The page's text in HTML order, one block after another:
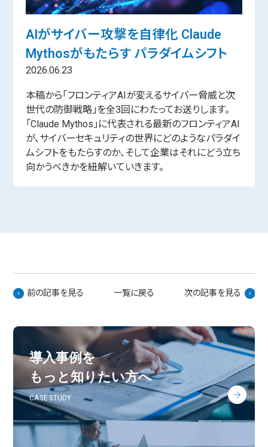
AIがサイバー攻撃を自律化 Claude
Mythosがもたらす パラダイムシフト
2026.06.23
本稿から「フロンティアAIが変えるサイバー脅威と次
世代の防御戦略」を全3回にわたってお送りします。
「Claude Mythos」に代表される最新のフロンティアAI
が、サイバーセキュリティの世界にどのようなパラダイ
ムシフトをもたらすのか、そして企業はそれにどう立ち
向かうべきかを紐解いていきます。
前の記事を見る 一覧に戻る 次の記事を見る
導入事例を
もっと知りたい方へ
CASE STUDY